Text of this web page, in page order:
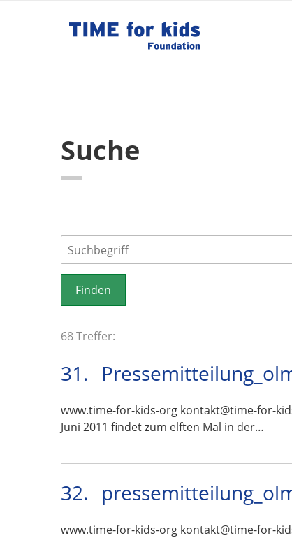
Suche
68 Treffer:
31.
www.time-for-kids-org kontakt@time-for-
Juni 2011 findet zum elften Mal in der…
32.
www.time-for-kids-org kontakt@time-for-